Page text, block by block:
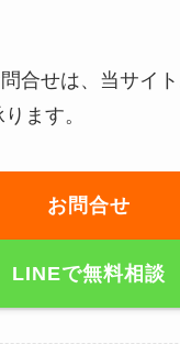
合せは、当サイ
ます。
お問合せ
LINEで無料相談